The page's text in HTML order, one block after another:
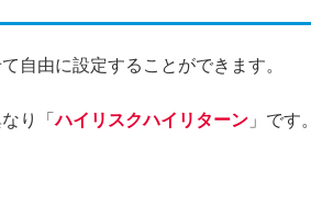
自由に設定することができます。
り「ハイリスクハイリターン 」です。